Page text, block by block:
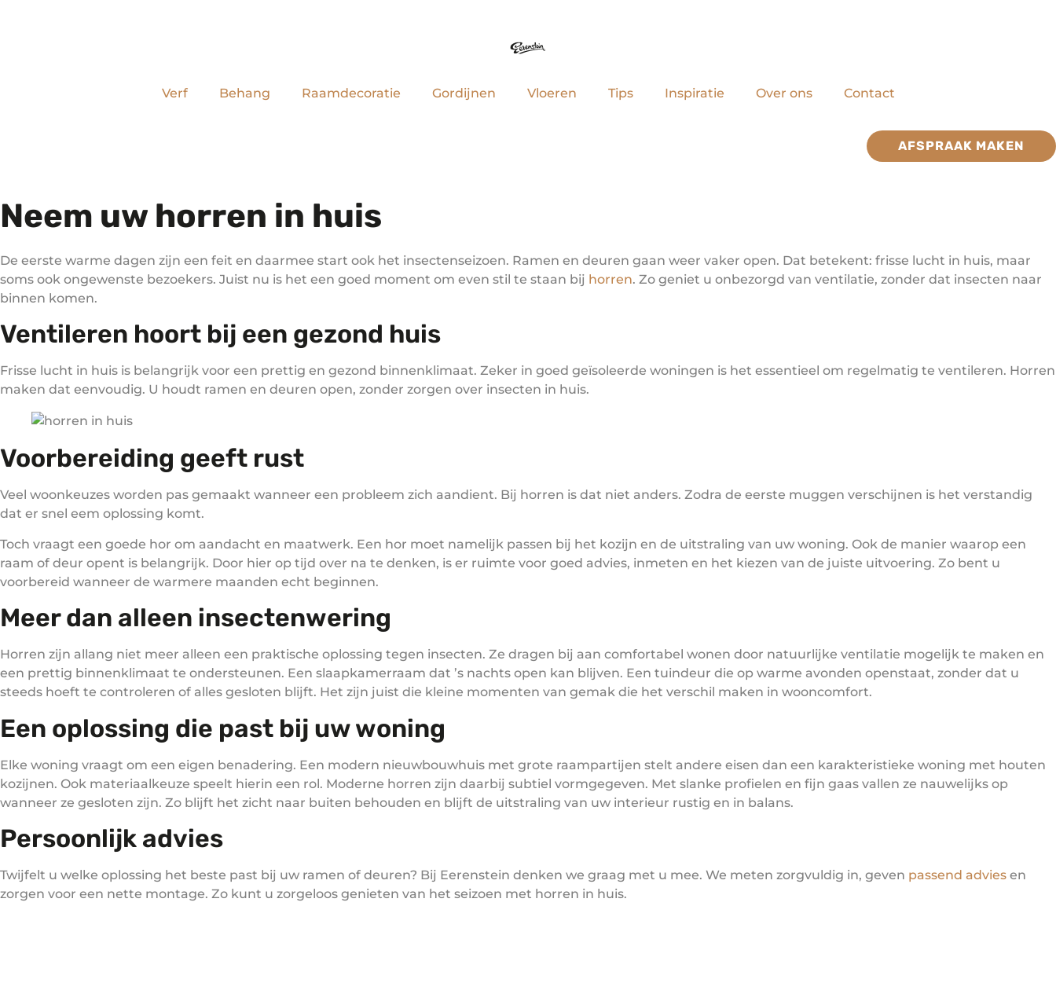
Verf Behang Raamdecoratie Gordijnen Vloeren Tips Inspiratie Over ons Contact
AFSPRAAK MAKEN
Neem uw horren in huis
De eerste warme dagen zijn een feit en daarmee start ook het insectenseizoen. Ramen en deuren gaan weer vaker open. Dat betekent: frisse lucht in huis, maar
soms ook ongewenste bezoekers. Juist nu is het een goed moment om even stil te staan bij horren. Zo geniet u onbezorgd van ventilatie, zonder dat insecten naar
binnen komen.
Ventileren hoort bij een gezond huis
Frisse lucht in huis is belangrijk voor een prettig en gezond binnenklimaat. Zeker in goed geïsoleerde woningen is het essentieel om regelmatig te ventileren. Horren
maken dat eenvoudig. U houdt ramen en deuren open, zonder zorgen over insecten in huis.
Voorbereiding geeft rust
Veel woonkeuzes worden pas gemaakt wanneer een probleem zich aandient. Bij horren is dat niet anders. Zodra de eerste muggen verschijnen is het verstandig
dat er snel eem oplossing komt.
Toch vraagt een goede hor om aandacht en maatwerk. Een hor moet namelijk passen bij het kozijn en de uitstraling van uw woning. Ook de manier waarop een
raam of deur opent is belangrijk. Door hier op tijd over na te denken, is er ruimte voor goed advies, inmeten en het kiezen van de juiste uitvoering. Zo bent u
voorbereid wanneer de warmere maanden echt beginnen.
Meer dan alleen insectenwering
Horren zijn allang niet meer alleen een praktische oplossing tegen insecten. Ze dragen bij aan comfortabel wonen door natuurlijke ventilatie mogelijk te maken en
een prettig binnenklimaat te ondersteunen. Een slaapkamerraam dat ’s nachts open kan blijven. Een tuindeur die op warme avonden openstaat, zonder dat u
steeds hoeft te controleren of alles gesloten blijft. Het zijn juist die kleine momenten van gemak die het verschil maken in wooncomfort.
Een oplossing die past bij uw woning
Elke woning vraagt om een eigen benadering. Een modern nieuwbouwhuis met grote raampartijen stelt andere eisen dan een karakteristieke woning met houten
kozijnen. Ook materiaalkeuze speelt hierin een rol. Moderne horren zijn daarbij subtiel vormgegeven. Met slanke profielen en fijn gaas vallen ze nauwelijks op
wanneer ze gesloten zijn. Zo blijft het zicht naar buiten behouden en blijft de uitstraling van uw interieur rustig en in balans.
Persoonlijk advies
Twijfelt u welke oplossing het beste past bij uw ramen of deuren? Bij Eerenstein denken we graag met u mee. We meten zorgvuldig in, geven passend advies en
zorgen voor een nette montage. Zo kunt u zorgeloos genieten van het seizoen met horren in huis.